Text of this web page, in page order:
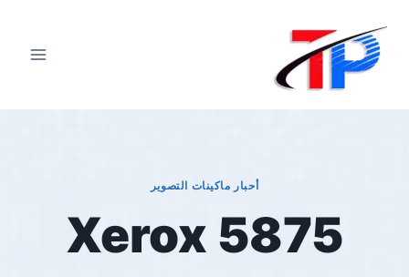
المحتوى
أحبار ماكينات التصوير
Xerox 5875